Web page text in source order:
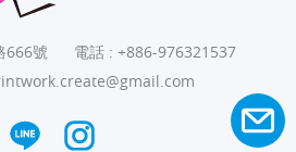
666號 電話 : +886-976321537